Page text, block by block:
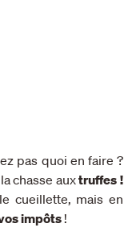
pas quoi en faire ?
chasse auxtruffes !
cueillette, mais en
impôts!